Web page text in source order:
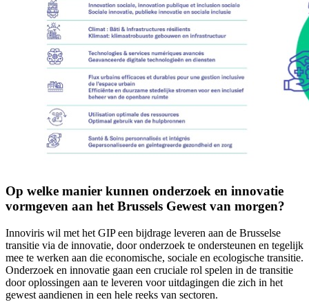
Op welke manier kunnen onderzoek en innovatie
vormgeven aan het Brussels Gewest van morgen?
Innoviris wil met het GIP een bijdrage leveren aan de Brusselse
transitie via de innovatie, door onderzoek te ondersteunen en tegelijk
mee te werken aan die economische, sociale en ecologische transitie.
Onderzoek en innovatie gaan een cruciale rol spelen in de transitie
door oplossingen aan te leveren voor uitdagingen die zich in het
gewest aandienen in een hele reeks van sectoren.